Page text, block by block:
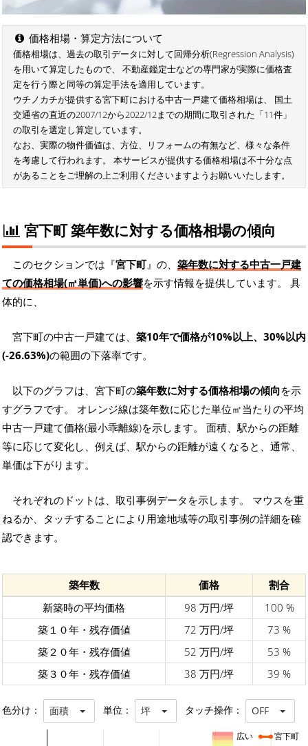
価格相場・算定方法について
価格相場は、過去の取引データに対して回帰分析(Regression Analysis)
を用いて算定したもので、 不動産鑑定士などの専門家が実際に価格査
定を行う際と同等の算定手法を適用しています。
ウチノカチが提供する宮下町における中古一戸建て価格相場は、 国土
交通省の直近の2007/12から2022/12までの期間に取引された「11件」
の取引を選定し算定しています。
なお、実際の物件価値は、方位、リフォームの有無など、様々な条件
を考慮して行われます。 本サービスが提供する価格相場は不十分な点
があることをご理解の上ご利用くださいますようお願いいたします。
宮下町 築年数に対する価格相場の傾向
このセクションでは『宮下町』の、 築年数に対する中古一戸建
ての価格相場(㎡単価)への影響を示す情報を提供しています。 具
体的に、
宮下町の中古一戸建ては、 築10年で価格が10%以上、30%以内
(-26.63%)の範囲の下落率です。
以下のグラフは、宮下町の築年数に対する価格相場の傾向を示
すグラフです。 オレンジ線は築年数に応じた単位㎡当たりの平均
中古一戸建て価格(最小乖離線)を示します。 面積、駅からの距離
等に応じて変化し、例えば、駅からの距離が遠くなると、通常、
単価は下がります。
それぞれのドットは、取引事例データを示します。 マウスを重
ねるか、タッチすることにより用途地域等の取引事例の詳細を確
認できます。
築年数 価格
割合
新築時の平均価格
98 万円/坪
100 %
築１０年・残存価値
72 万円/坪
73 %
築２０年・残存価値
52 万円/坪
53 %
築３０年・残存価値
38 万円/坪 39 %
色分け： 面積 単位： 坪 タッチ操作： OFF
宮下町
広い